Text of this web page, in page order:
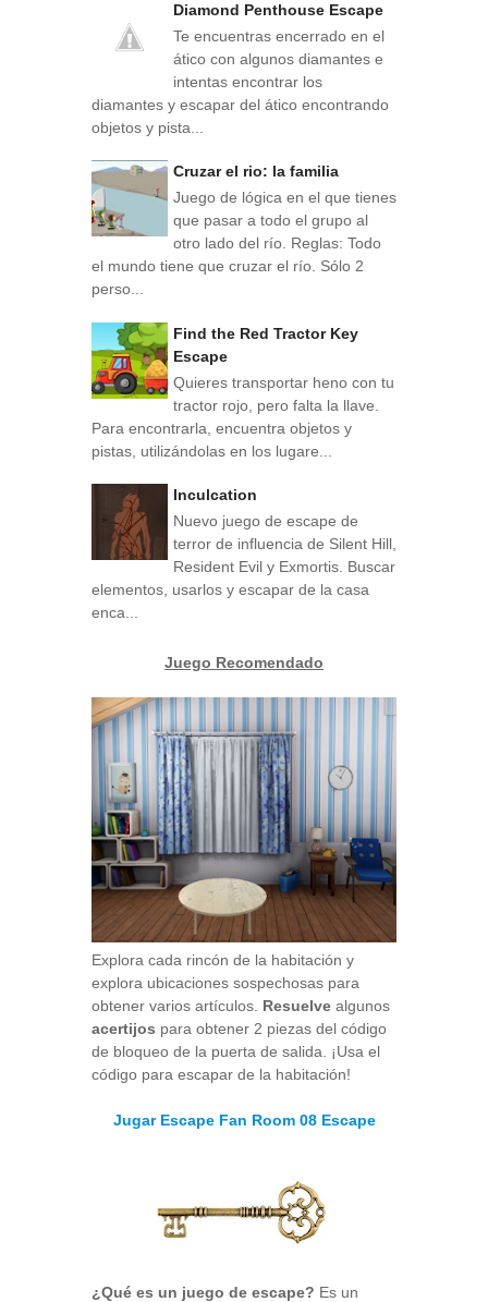
Diamond Penthouse Escape
Te encuentras encerrado en el
ático con algunos diamantes e
intentas encontrar los
diamantes y escapar del ático encontrando
objetos y pista...
Cruzar el rio: la familia
Juego de lógica en el que tienes
que pasar a todo el grupo al
otro lado del río. Reglas: Todo
el mundo tiene que cruzar el río. Sólo 2
perso...
Find the Red Tractor Key
Escape
Quieres transportar heno con tu
tractor rojo, pero falta la llave.
Para encontrarla, encuentra objetos y
pistas, utilizándolas en los lugare...
Inculcation
Nuevo juego de escape de
terror de influencia de Silent Hill,
Resident Evil y Exmortis. Buscar
elementos, usarlos y escapar de la casa
enca...
Juego Recomendado
Explora cada rincón de la habitación y
explora ubicaciones sospechosas para
obtener varios artículos. Resuelve algunos
acertijos para obtener 2 piezas del código
de bloqueo de la puerta de salida. ¡Usa el
código para escapar de la habitación!
Jugar Escape Fan Room 08 Escape
¿Qué es un juego de escape? Es un